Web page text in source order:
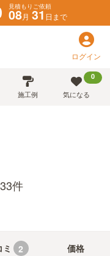
見積もりご依頼
08月 31日まで
ログイン
施工例
0
気になる
33件
ミ 2 価格